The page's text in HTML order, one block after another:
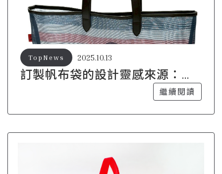
訂製帆布袋的設計靈感來源：打
2025.10.13
TopNews
繼續閱讀